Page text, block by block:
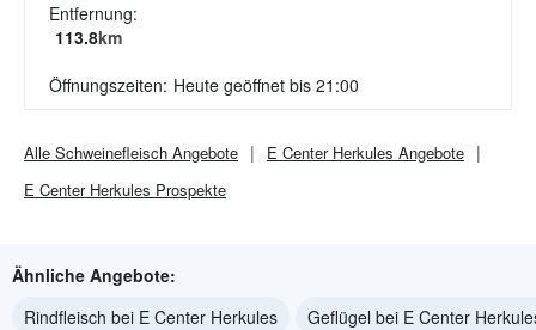
Entfernung:
113.8km
Öffnungszeiten: Heute geöffnet bis 21:00
Alle Schweinefleisch Angebote E Center Herkules Angebote
E Center Herkules Prospekte
Ähnliche Angebote:
Rindfleisch bei E Center Herkules
Geflügel bei E Center